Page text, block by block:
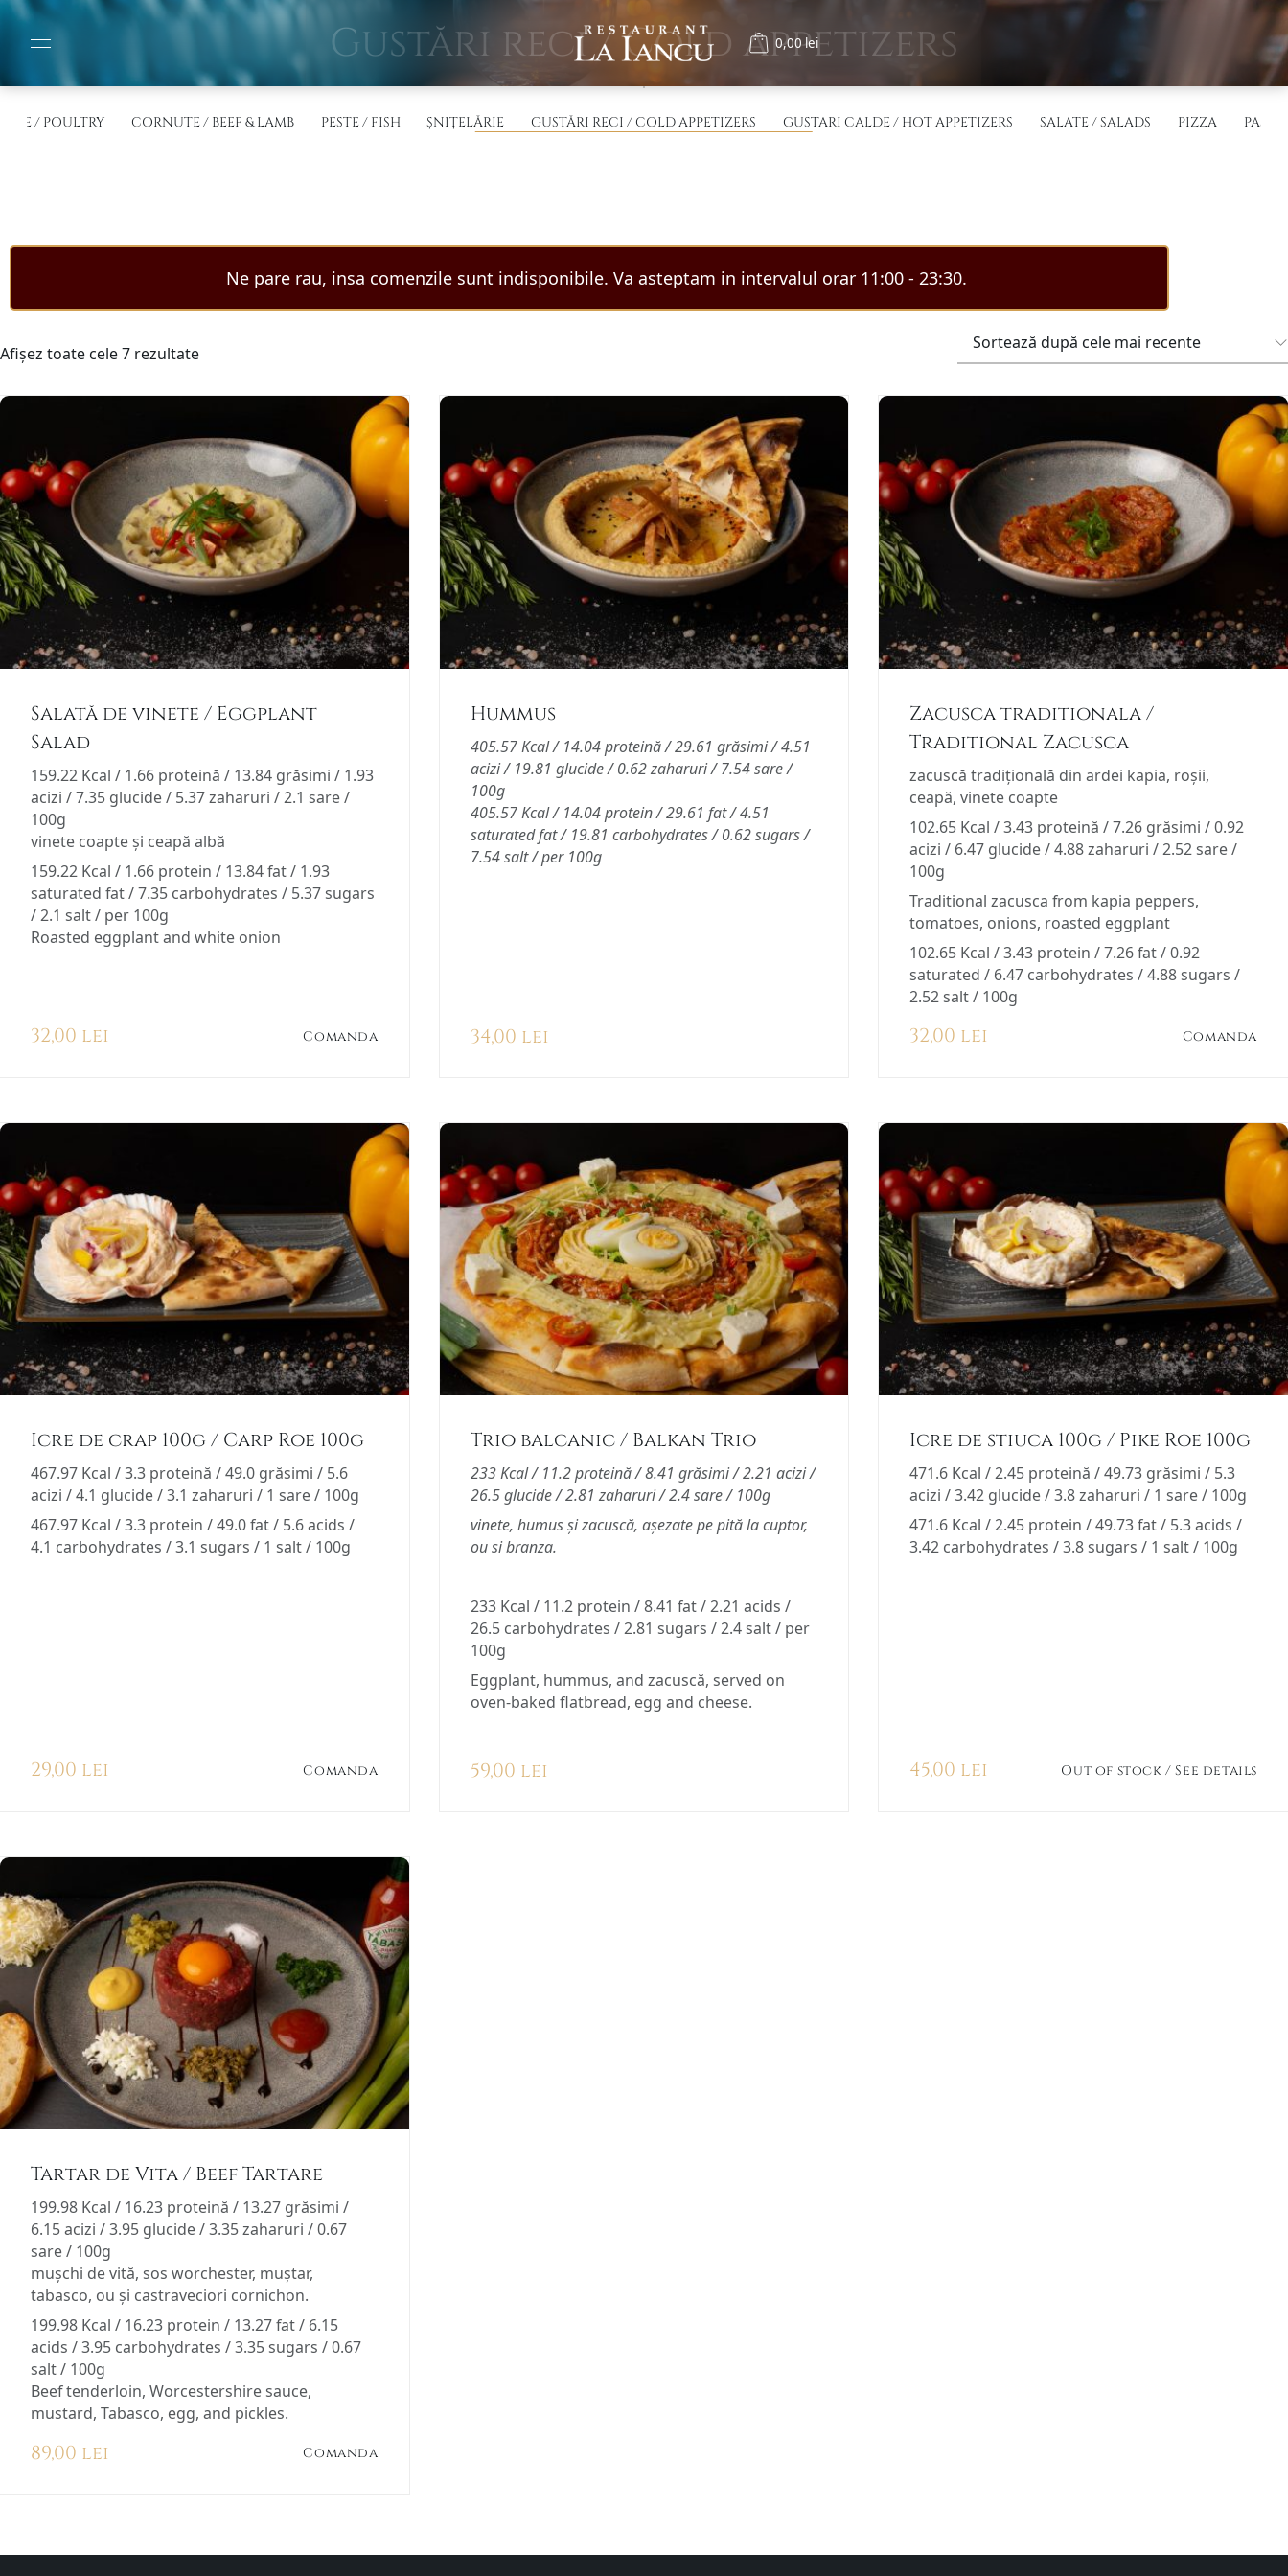
0,00 lei
Gustări reci / Cold appetizers
/ POULTRY CORNUTE / BEEF & LAMB PESTE / FISH ȘNIȚELĂRIE GUSTĂRI RECI / COLD APPETIZERS GUSTARI CALDE / HOT APPETIZERS SALATE / SALADS PIZZA
Ne pare rau, insa comenzile sunt indisponibile. Va asteptam in intervalul orar 11:00 - 23:30.
Afișez toate cele 7 rezultateSortat
cele
recente
Salată de vinete / Eggplant
Salad
159.22 Kcal / 1.66 proteină / 13.84 grăsimi / 1.93
acizi / 7.35 glucide / 5.37 zaharuri / 2.1 sare /
100g
vinete coapte și ceapă albă
159.22 Kcal / 1.66 protein / 13.84 fat / 1.93
saturated fat / 7.35 carbohydrates / 5.37 sugars
/ 2.1 salt / per 100g
Roasted eggplant and white onion
32,00 lei Comanda
Hummus
405.57 Kcal / 14.04 proteină / 29.61 grăsimi / 4.51
acizi / 19.81 glucide / 0.62 zaharuri / 7.54 sare /
100g
405.57 Kcal / 14.04 protein / 29.61 fat / 4.51
saturated fat / 19.81 carbohydrates / 0.62 sugars /
7.54 salt / per 100g
34,00 lei
Zacusca traditionala /
Traditional Zacusca
zacuscă tradițională din ardei kapia, roșii,
ceapă, vinete coapte
102.65 Kcal / 3.43 proteină / 7.26 grăsimi / 0.92
acizi / 6.47 glucide / 4.88 zaharuri / 2.52 sare /
100g
Traditional zacusca from kapia peppers,
tomatoes, onions, roasted eggplant
102.65 Kcal / 3.43 protein / 7.26 fat / 0.92
saturated / 6.47 carbohydrates / 4.88 sugars /
2.52 salt / 100g
32,00 lei Comanda
Icre de crap 100g / Carp Roe 100g
467.97 Kcal / 3.3 proteină / 49.0 grăsimi / 5.6
acizi / 4.1 glucide / 3.1 zaharuri / 1 sare / 100g
467.97 Kcal / 3.3 protein / 49.0 fat / 5.6 acids /
4.1 carbohydrates / 3.1 sugars / 1 salt / 100g
29,00 lei Comanda
Trio balcanic / Balkan Trio
233 Kcal / 11.2 proteină / 8.41 grăsimi / 2.21 acizi /
26.5 glucide / 2.81 zaharuri / 2.4 sare / 100g
vinete, humus și zacuscă, așezate pe pită la cuptor,
ou si branza.
233 Kcal / 11.2 protein / 8.41 fat / 2.21 acids /
26.5 carbohydrates / 2.81 sugars / 2.4 salt / per
100g
Eggplant, hummus, and zacuscă, served on
oven-baked flatbread, egg and cheese.
59,00 lei
Icre de stiuca 100g / Pike Roe 100g
471.6 Kcal / 2.45 proteină / 49.73 grăsimi / 5.3
acizi / 3.42 glucide / 3.8 zaharuri / 1 sare / 100g
471.6 Kcal / 2.45 protein / 49.73 fat / 5.3 acids /
3.42 carbohydrates / 3.8 sugars / 1 salt / 100g
45,00 lei Out of stock / See details
Tartar de Vita / Beef Tartare
199.98 Kcal / 16.23 proteină / 13.27 grăsimi /
6.15 acizi / 3.95 glucide / 3.35 zaharuri / 0.67
sare / 100g
mușchi de vită, sos worchester, muștar,
tabasco, ou și castraveciori cornichon.
199.98 Kcal / 16.23 protein / 13.27 fat / 6.15
acids / 3.95 carbohydrates / 3.35 sugars / 0.67
salt / 100g
Beef tenderloin, Worcestershire sauce,
mustard, Tabasco, egg, and pickles.
89,00 lei Comanda